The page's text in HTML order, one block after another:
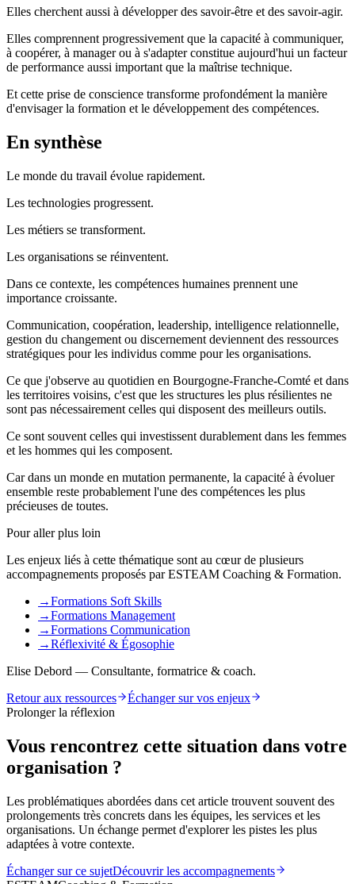
Elles cherchent aussi à développer des savoir-être et des savoir-agir.
Elles comprennent progressivement que la capacité à communiquer,
à coopérer, à manager ou à s'adapter constitue aujourd'hui un facteur
de performance aussi important que la maîtrise technique.
Et cette prise de conscience transforme profondément la manière
d'envisager la formation et le développement des compétences.
En synthèse
Le monde du travail évolue rapidement.
Les technologies progressent.
Les métiers se transforment.
Les organisations se réinventent.
Dans ce contexte, les compétences humaines prennent une
importance croissante.
Communication, coopération, leadership, intelligence relationnelle,
gestion du changement ou discernement deviennent des ressources
stratégiques pour les individus comme pour les organisations.
Ce que j'observe au quotidien en Bourgogne-Franche-Comté et dans
les territoires voisins, c'est que les structures les plus résilientes ne
sont pas nécessairement celles qui disposent des meilleurs outils.
Ce sont souvent celles qui investissent durablement dans les femmes
et les hommes qui les composent.
Car dans un monde en mutation permanente, la capacité à évoluer
ensemble reste probablement l'une des compétences les plus
précieuses de toutes.
Pour aller plus loin
Les enjeux liés à cette thématique sont au cœur de plusieurs
accompagnements proposés par ESTEAM Coaching & Formation.
→Formations Soft Skills
→Formations Management
→Formations Communication
→Réflexivité & Égosophie
Elise Debord — Consultante, formatrice & coach.
Retour aux ressources
Échanger sur vos enjeux
Prolonger la réflexion
Vous rencontrez cette situation dans votre
organisation ?
Les problématiques abordées dans cet article trouvent souvent des
prolongements très concrets dans les équipes, les services et les
organisations. Un échange permet d'explorer les pistes les plus
adaptées à votre contexte.
Échanger sur ce sujetDécouvrir les accompagnements